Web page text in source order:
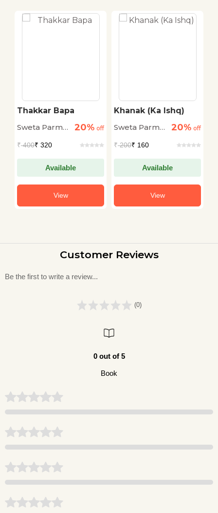
Thakkar Bapa
Sweta Parmar
20% off
₹400₹ 320
Available
View
Khanak (Ka Ishq)
Sweta Parmar
20% off
₹200₹ 160
Available
View
Customer Reviews
Be the first to write a review...
(0)
0 out of 5
Book